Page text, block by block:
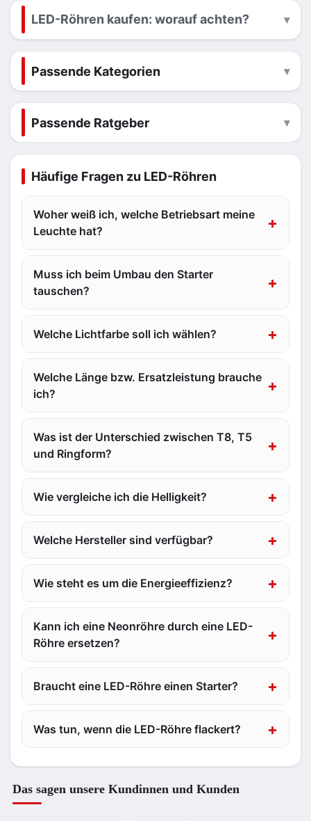
LED-Röhren kaufen: worauf achten?
Passende Kategorien
Passende Ratgeber
Häufige Fragen zu LED-Röhren
Woher weiß ich, welche Betriebsart meine
Leuchte hat?
Muss ich beim Umbau den Starter
tauschen?
Welche Lichtfarbe soll ich wählen?
Welche Länge bzw. Ersatzleistung brauche
ich?
Was ist der Unterschied zwischen T8, T5
und Ringform?
Wie vergleiche ich die Helligkeit?
Welche Hersteller sind verfügbar?
Wie steht es um die Energieeffizienz?
Kann ich eine Neonröhre durch eine LED-
Röhre ersetzen?
Braucht eine LED-Röhre einen Starter?
Was tun, wenn die LED-Röhre flackert?
Das sagen unsere Kundinnen und Kunden